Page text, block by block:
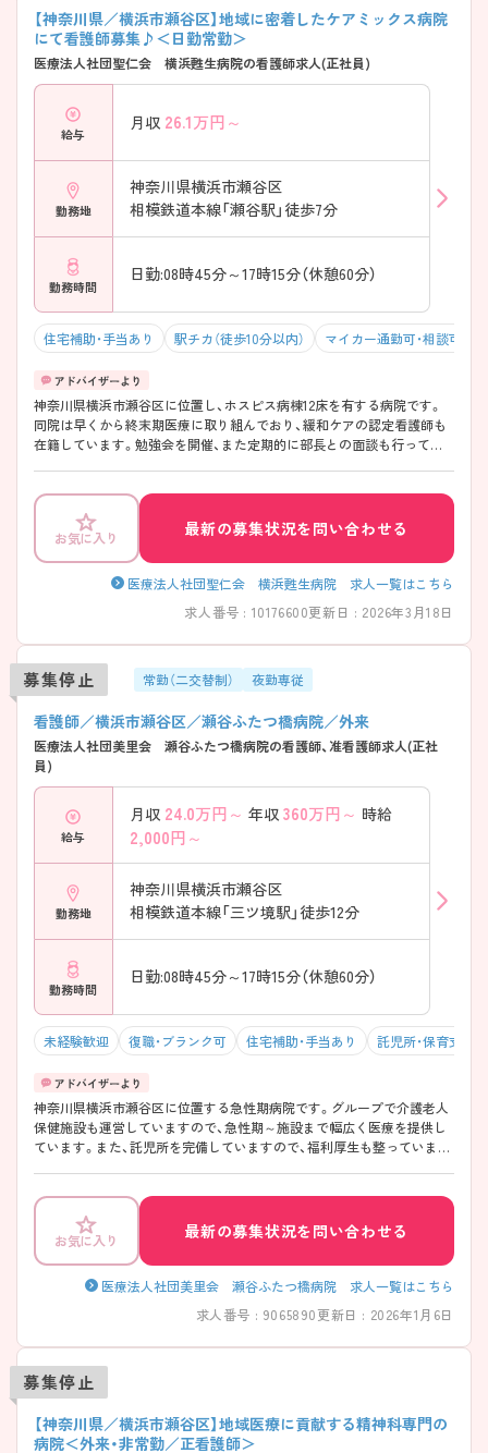
【神奈川県／横浜市瀬谷区】地域に密着したケアミックス病院
にて看護師募集♪＜日勤常勤＞
医療法人社団聖仁会 横浜甦生病院の看護師求人(正社員)
給与
月収 26.1万円～
勤務地
神奈川県横浜市瀬谷区
相模鉄道本線「瀬谷駅」徒歩7分
勤務時間
日勤:08時45分～17時15分（休憩60分）
住宅補助・手当あり 駅チカ（徒歩10分以内） マイカー通勤可・相談可
神奈川県横浜市瀬谷区に位置し、ホスピス病棟12床を有する病院です。
同院は早くから終末期医療に取り組んでおり、緩和ケアの認定看護師も
在籍しています。勉強会を開催、また定期的に部長との面談も行ってお
には、面接対策ポイントなど、さらに詳細をお話しいたしますのでお気軽
にご相談ください。
お気に入り
最新の募集状況を問い合わせる
医療法人社団聖仁会 横浜甦生病院 求人一覧はこちら
求人番号 : 10176600更新日 : 2026年3月18日
募集停止 常勤（二交替制） 夜勤専従
看護師／横浜市瀬谷区／瀬谷ふたつ橋病院／外来
医療法人社団美里会 瀬谷ふたつ橋病院の看護師、准看護師求人(正社
員)
給与
月収 24.0万円～ 年収 360万円～ 時給
2,000円～
勤務地
神奈川県横浜市瀬谷区
相模鉄道本線「三ツ境駅」徒歩12分
勤務時間
日勤:08時45分～17時15分（休憩60分）
未経験歓迎 復職・ブランク可 住宅補助・手当あり 託児所・保育支援
神奈川県横浜市瀬谷区に位置する急性期病院です。グループで介護老人
保健施設も運営していますので、急性期～施設まで幅広く医療を提供し
ています。また、託児所を完備していますので、福利厚生も整っていま
お気に入り 最新の募集状況を問い合わせる
医療法人社団美里会 瀬谷ふたつ橋病院 求人一覧はこちら
求人番号 : 9065890更新日 : 2026年1月6日
募集停止
【神奈川県／横浜市瀬谷区】地域医療に貢献する精神科専門の
病院＜外来・非常勤／正看護師＞